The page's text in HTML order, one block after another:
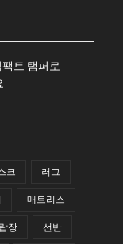
트 탬퍼로
크 러그
매트리스
장 선반